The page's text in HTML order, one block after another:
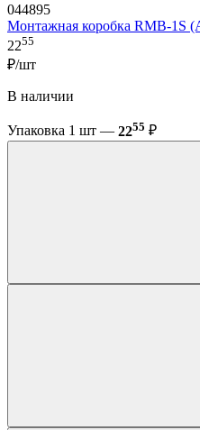
044895
Монтажная коробка RMB-1S
2255
₽/шт
В наличии
Упаковка 1 шт — 2255 ₽